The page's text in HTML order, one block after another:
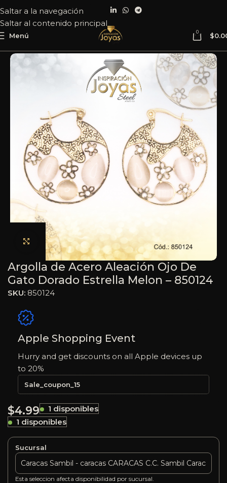
Saltar a la navegación
Saltar al contenido principal
Menú 0 $
Haga clic para ampliar
Argolla de Acero Aleación Ojo De
Gato Dorado Estrella Melon – 850124
SKU: 850124
Apple Shopping Event
Hurry and get discounts on all Apple devices up
to 20%
Sale_coupon_15
$4.99
1 disponibles
1 disponibles
Sucursal
Esta seleccion afecta disponibilidad por sucursal.